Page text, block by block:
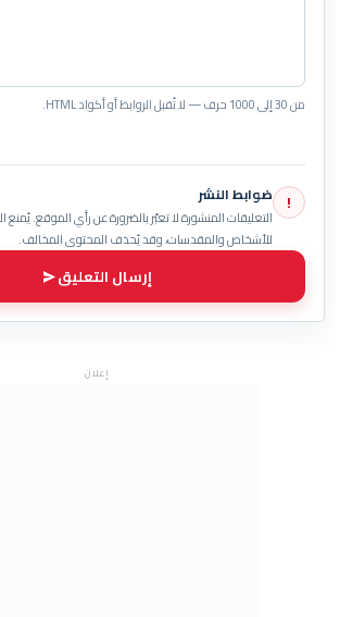
من 30 إلى 1000 حرف — لا تُقبل الروابط أو أكواد HTML.
! ضوابط النشر
التعليقات المنشورة لا تعبّر بالضرورة عن رأي الموقع. يُمنع
للأشخاص والمقدسات، وقد يُحذف المحتوى المخالف.
إرسال التعليق
إعلان